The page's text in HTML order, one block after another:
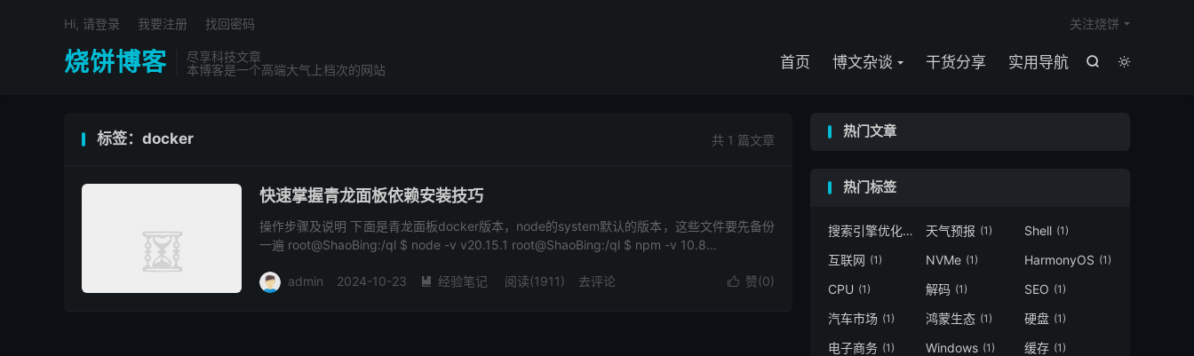
烧饼博客
尽享科技文章
本博客是一个高端大气上档次的网站


首页 博文杂谈 干货分享 实用导航
关注烧饼
Hi, 请登录 我要注册 找回密码
共 1 篇文章
标签：docker
快速掌握青龙面板依赖安装技巧
操作步骤及说明 下面是青龙面板docker版本，node的system默认的版本，这些文件要先备份
一遍 root@ShaoBing:/ql $ node -v v20.15.1 root@ShaoBing:/ql $ npm -v 10.8...
 赞(0)
admin 2024-10-23  经验笔记 阅读(1911) 去评论
热门文章
热门标签
搜索引擎优化
(1) 天气预报 (1) Shell (1)
互联网 (1) NVMe (1) HarmonyOS (1)
CPU (1) 解码 (1) SEO (1)
汽车市场 (1) 鸿蒙生态 (1) 硬盘 (1)
电子商务 (1) Windows (1) 缓存 (1)